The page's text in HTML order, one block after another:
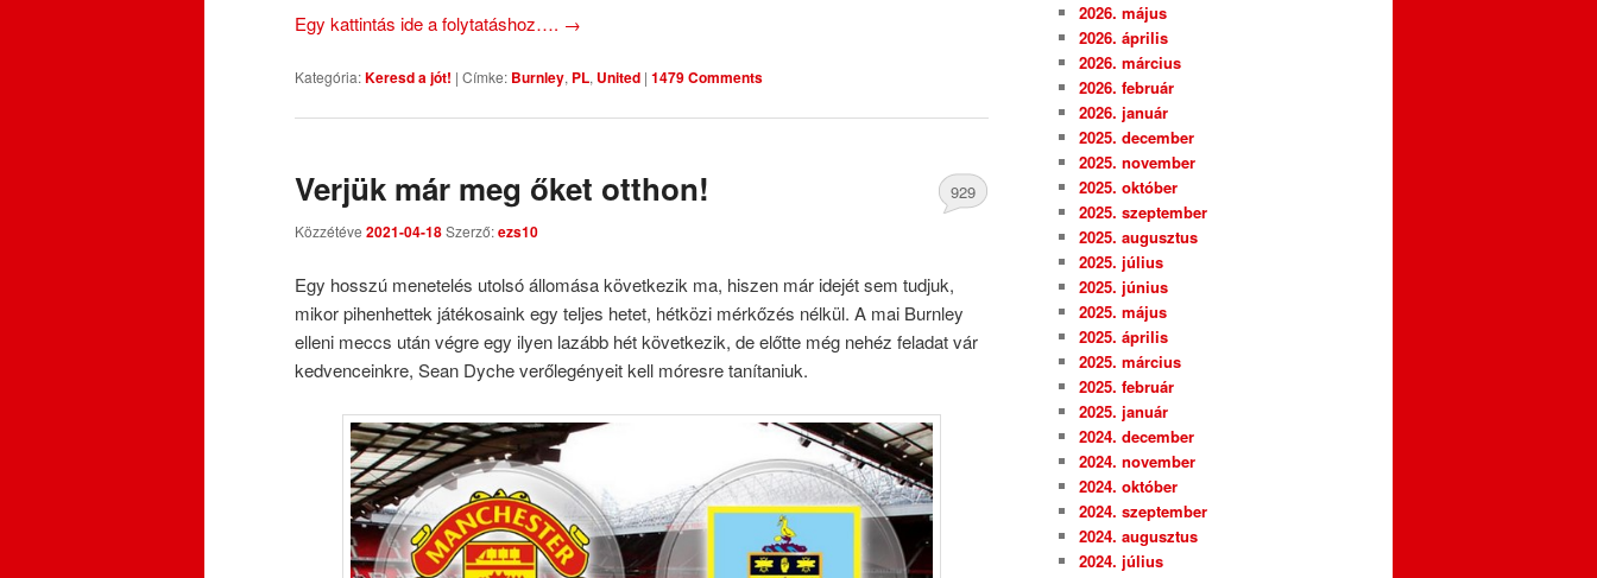
Egy kattintás ide a folytatáshoz…. →
Kategória:Keresd a jót! | Címke: Burnley, PL, United | 1479 Comments
Verjük már meg őket otthon!
Közzétéve 2021-04-18Szerző:ezs10
929
Egy hosszú menetelés utolsó állomása következik ma, hiszen már idejét sem tudjuk,
mikor pihenhettek játékosaink egy teljes hetet, hétközi mérkőzés nélkül. A mai Burnley
elleni meccs után végre egy ilyen lazább hét következik, de előtte még nehéz feladat vár
kedvenceinkre, Sean Dyche verőlegényeit kell móresre tanítaniuk.
2026. május
2026. április
2026. március
2026. február
2026. január
2025. december
2025. november
2025. október
2025. szeptember
2025. augusztus
2025. július
2025. június
2025. május
2025. április
2025. március
2025. február
2025. január
2024. december
2024. november
2024. október
2024. szeptember
2024. augusztus
2024. július